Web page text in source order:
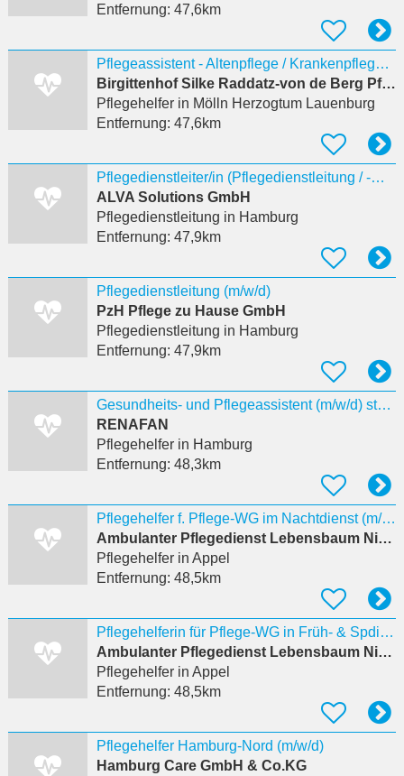
Entfernung: 47,6km
Pflegeassistent - Altenpflege / Krankenpflege (m/w/d)
Birgittenhof Silke Raddatz-von de Berg Pflegeheim
Pflegehelferin Mölln Herzogtum Lauenburg
Entfernung: 47,6km
Pflegedienstleiter/in (Pflegedienstleitung / -management) (m/w/d)
ALVA Solutions GmbH
Pflegedienstleitung in Hamburg
Entfernung: 47,9km
Pflegedienstleitung (m/w/d)
PzH Pflege zu Hause GmbH
Pflegedienstleitung in Hamburg
Entfernung: 47,9km
Gesundheits- und Pflegeassistent (m/w/d) stationäre Pflege Hamburg-Osdorf
RENAFAN
Pflegehelferin Hamburg
Entfernung: 48,3km
Pflegehelfer f. Pflege-WG im Nachtdienst (m/w/d) Teilzeit
Ambulanter Pflegedienst Lebensbaum Niederlassung Buxtehude
Pflegehelferin Appel
Entfernung: 48,5km
Pflegehelferin für Pflege-WG in Früh- & Spdienste (m/w/d)
Ambulanter Pflegedienst Lebensbaum Niederlassung Buxtehude
Pflegehelferin Appel
Entfernung: 48,5km
Pflegehelfer Hamburg-Nord (m/w/d)
Hamburg Care GmbH & Co.KG